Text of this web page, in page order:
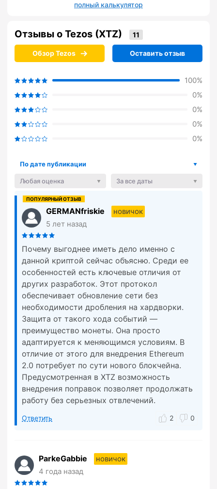
полный калькулятор
Отзывы о Tezos (XTZ)
Обзор Tezos Оставить отзыв
100%
0%
0%
0%
0%
По дате публикации
Любая оценка За все даты
GERMANfriskie
новичок
5 лет назад
Почему выгоднее иметь дело именно с
данной криптой сейчас объясню. Среди ее
особенностей есть ключевые отличия от
других разработок. Этот протокол
обеспечивает обновление сети без
необходимости дробления на хардворки.
Защита от такого хода событий —
преимущество монеты. Она просто
адаптируется к меняющимся условиям. В
отличие от этого для внедрения Ethereum
2.0 потребует по сути нового блокчейна.
Предусмотренная в XTZ возможность
внедрения поправок позволяет продолжать
работу без серьезных отвлечений.
Ответить 2 0
ParkeGabbie
новичок
4 года назад